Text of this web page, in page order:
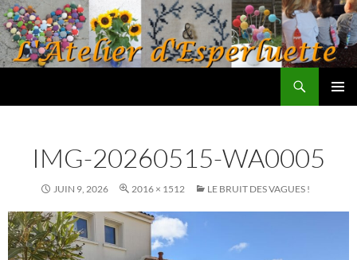
Aller
au
contenu
IMG-20260515-WA0005
JUIN 9, 2026 2016 × 1512 LE BRUIT DES VAGUES !